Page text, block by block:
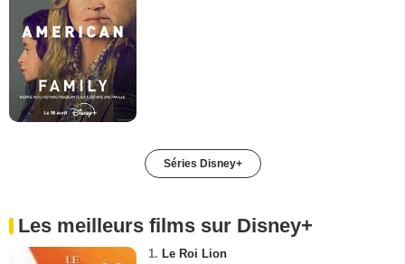
Séries Disney+
Les meilleurs films sur Disney+
1. Le Roi Lion